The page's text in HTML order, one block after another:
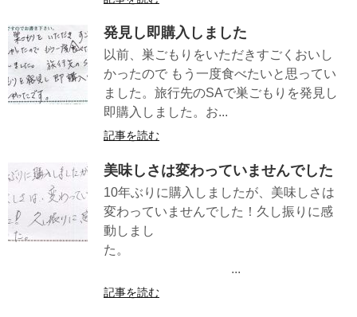
発見し即購入しました
以前、巣ごもりをいただきすごくおいし
かったので もう一度食べたいと思ってい
ました。旅行先のSAで巣ごもりを発見し
即購入しました。お...
記事を読む
美味しさは変わっていませんでした
10年ぶりに購入しましたが、美味しさは
変わっていませんでした！久し振りに感
動しまし
た。
...
記事を読む